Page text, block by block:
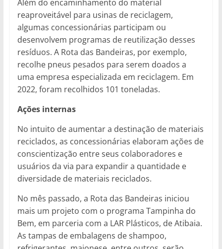
Além do encaminhamento do material
reaproveitável para usinas de reciclagem,
algumas concessionárias participam ou
desenvolvem programas de reutilização desses
resíduos. A Rota das Bandeiras, por exemplo,
recolhe pneus pesados para serem doados a
uma empresa especializada em reciclagem. Em
2022, foram recolhidos 101 toneladas.
Ações internas
No intuito de aumentar a destinação de materiais
reciclados, as concessionárias elaboram ações de
conscientização entre seus colaboradores e
usuários da via para expandir a quantidade e
diversidade de materiais reciclados.
No mês passado, a Rota das Bandeiras iniciou
mais um projeto com o programa Tampinha do
Bem, em parceria com a LAR Plásticos, de Atibaia.
As tampas de embalagens de shampoo,